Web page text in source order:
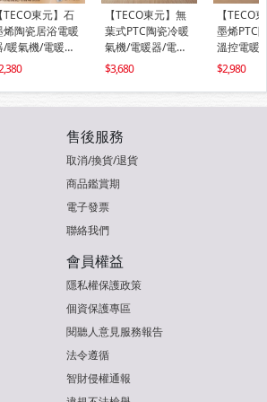
【TECO東元】石
烯陶瓷居浴電暖
/暖氣機/電暖爐
【TECO東元】無
葉式PTC陶瓷冷暖
氣機/電暖器/電暖
爐(XYFYN3009CB
3,680
【TECO
墨烯PTC
溫控電暖
機/電暖爐
005CBW)
2,980
售後服務
取消/換貨/退貨
商品鑑賞期
電子發票
聯絡我們
會員權益
隱私權保護政策
個資保護專區
閱聽人意見服務報告
法令遵循
智財侵權通報